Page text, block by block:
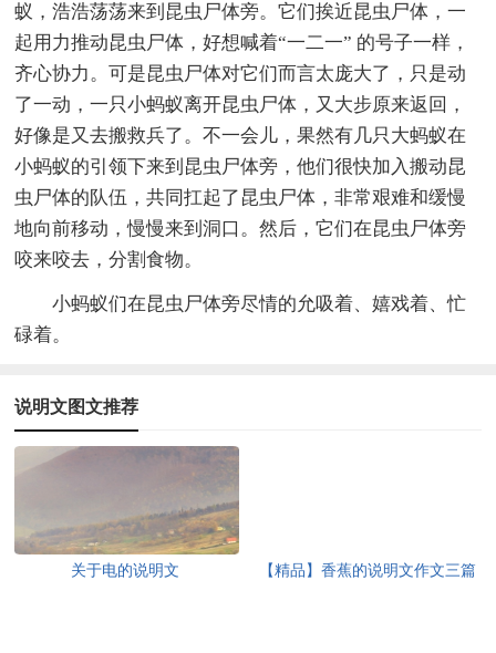
蚁，浩浩荡荡来到昆虫尸体旁。它们挨近昆虫尸体，一
起用力推动昆虫尸体，好想喊着“一二一” 的号子一样，
齐心协力。可是昆虫尸体对它们而言太庞大了，只是动
了一动，一只小蚂蚁离开昆虫尸体，又大步原来返回，
好像是又去搬救兵了。不一会儿，果然有几只大蚂蚁在
小蚂蚁的引领下来到昆虫尸体旁，他们很快加入搬动昆
虫尸体的队伍，共同扛起了昆虫尸体，非常艰难和缓慢
地向前移动，慢慢来到洞口。然后，它们在昆虫尸体旁
咬来咬去，分割食物。
小蚂蚁们在昆虫尸体旁尽情的允吸着、嬉戏着、忙
碌着。
说明文图文推荐
关于电的说明文 【精品】香蕉的说明文作文三篇